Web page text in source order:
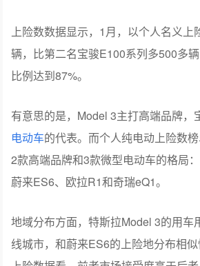
上险数数据显示，1月，以个人名义上
辆，比第二名宝骏E100系列多500多
比例达到87%。
有意思的是，Model 3主打高端品牌，
电动车的代表。而个人纯电动上险数
2款高端品牌和3款微型电动车的格局
蔚来ES6、欧拉R1和奇瑞eQ1。
地域分布方面，特斯拉Model 3的用车
线城市，和蔚来ES6的上险地分布相